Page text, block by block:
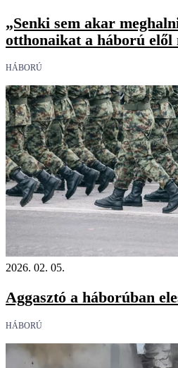
„Senki sem akar
otthonaikat a háború
HÁBORÚ
2026. 02. 05.
Aggasztó a háborúban
HÁBORÚ